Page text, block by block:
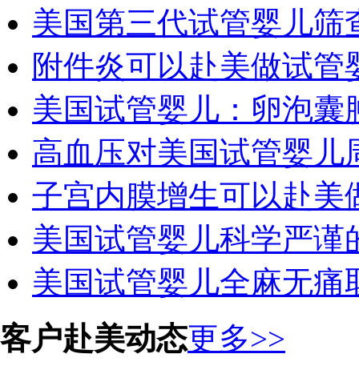
美国第三代试管婴儿筛
附件炎可以赴美做试
美国试管婴儿：卵泡
高血压对美国试管婴儿
子宫内膜增生可以赴美
美国试管婴儿科学严谨
美国试管婴儿全麻无痛
客户赴美动态更多>>